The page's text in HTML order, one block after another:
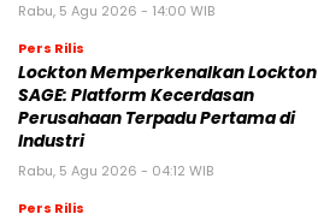
Rabu, 5 Agu 2026 - 14:00 WIB
Pers Rilis
Lockton Memperkenalkan Lockton
SAGE: Platform Kecerdasan
Perusahaan Terpadu Pertama di
Industri
Rabu, 5 Agu 2026 - 04:12 WIB
Pers Rilis